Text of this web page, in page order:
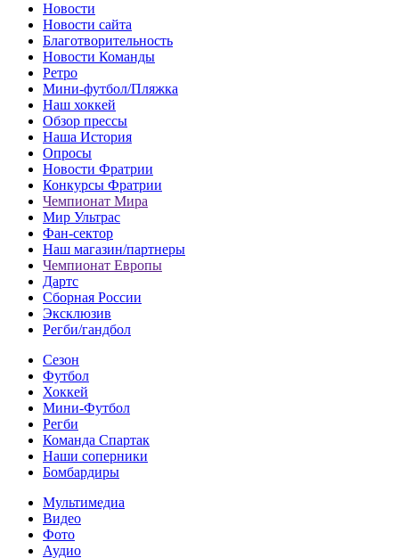
Новости
Новости сайта
Благотворительность
Новости Команды
Ретро
Мини-футбол/Пляжка
Наш хоккей
Обзор прессы
Наша История
Опросы
Новости Фратрии
Конкурсы Фратрии
Чемпионат Мира
Мир Ультрас
Фан-cектор
Наш магазин/партнеры
Чемпионат Европы
Дартс
Сборная России
Эксклюзив
Регби/гандбол
Сезон
Футбол
Хоккей
Мини-Футбол
Регби
Команда Спартак
Наши соперники
Бомбардиры
Мультимедиа
Видео
Фото
Аудио